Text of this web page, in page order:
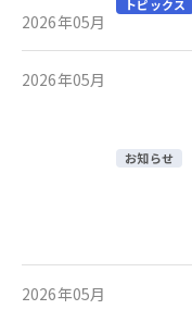
2026年05月
トピックス
2026年05月
お知らせ
2026年05月